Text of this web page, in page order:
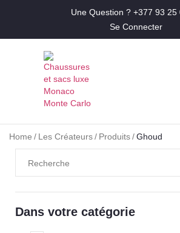
Une Question ? +377 93 25
Se Connecter
Home / Les Créateurs/ Produits/Ghoud
Dans votre catégorie